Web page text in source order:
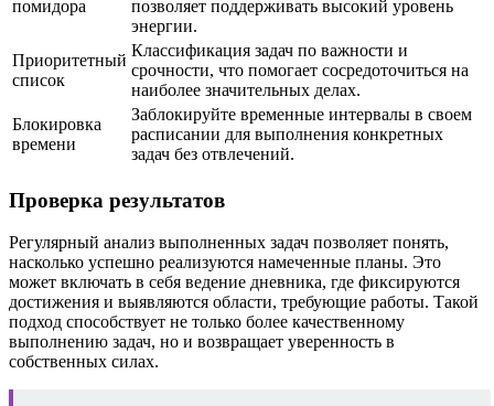
помидора
позволяет поддерживать высокий уровень
энергии.
Приоритетный
список
Классификация задач по важности и
срочности, что помогает сосредоточиться на
наиболее значительных делах.
Блокировка
времени
Заблокируйте временные интервалы в своем
расписании для выполнения конкретных
задач без отвлечений.
Проверка результатов
Регулярный анализ выполненных задач позволяет понять,
насколько успешно реализуются намеченные планы. Это
может включать в себя ведение дневника, где фиксируются
достижения и выявляются области, требующие работы. Такой
подход способствует не только более качественному
выполнению задач, но и возвращает уверенность в
собственных силах.